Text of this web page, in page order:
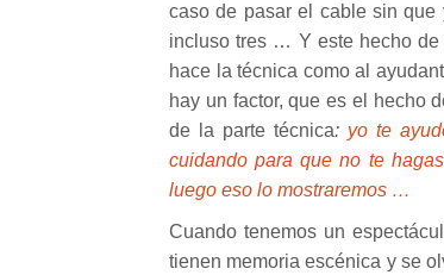
caso de pasar el cable sin que
incluso tres … Y este hecho
hace la técnica como al
hay un factor, que es el hecho
de la parte técnica: yo te
cuidando para que no te
luego eso lo mostraremos …
Cuando tenemos un
tienen memoria escénica y se